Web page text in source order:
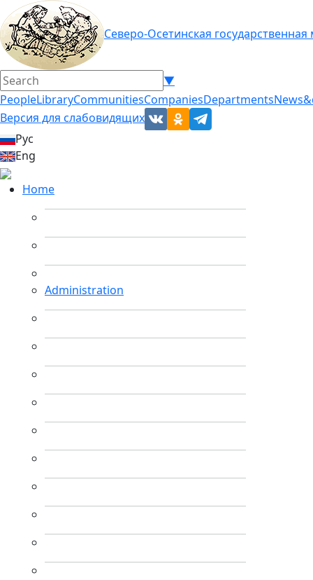
Северо-Осетинская
▼
PeopleLibraryCommunitiesCompaniesDepartments
Версия для слабовидящих
Рус
Eng
Home
Administration